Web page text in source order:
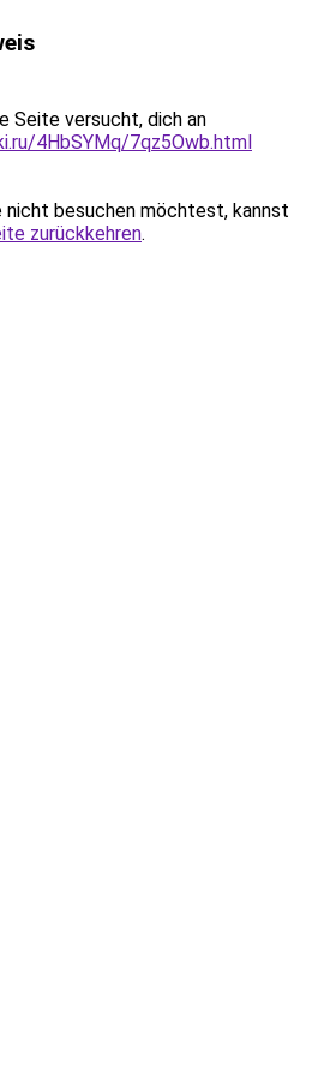
Seite versucht, dich an
4HbSYMq/7qz5Owb.html
nicht besuchen möchtest, kannst
zurückkehren.